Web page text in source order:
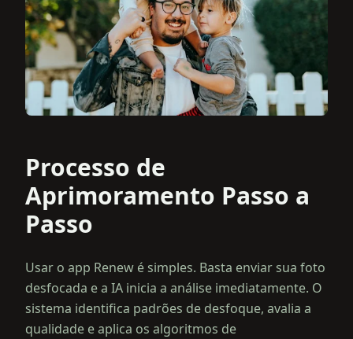
Processo de
Aprimoramento Passo a
Passo
Usar o app Renew é simples. Basta enviar sua foto
desfocada e a IA inicia a análise imediatamente. O
sistema identifica padrões de desfoque, avalia a
qualidade e aplica os algoritmos de